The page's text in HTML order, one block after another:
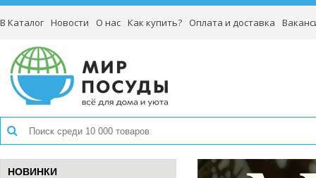
В Каталог Новости О нас Как купить? Оплата и доставка
НОВИНКИ